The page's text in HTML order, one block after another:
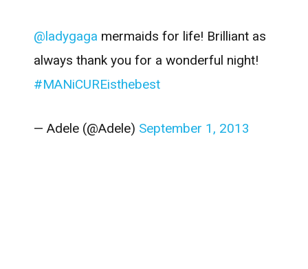
@ladygaga mermaids for life! Brilliant as
always thank you for a wonderful night!
#MANiCUREisthebest
— Adele (@Adele) September 1, 2013